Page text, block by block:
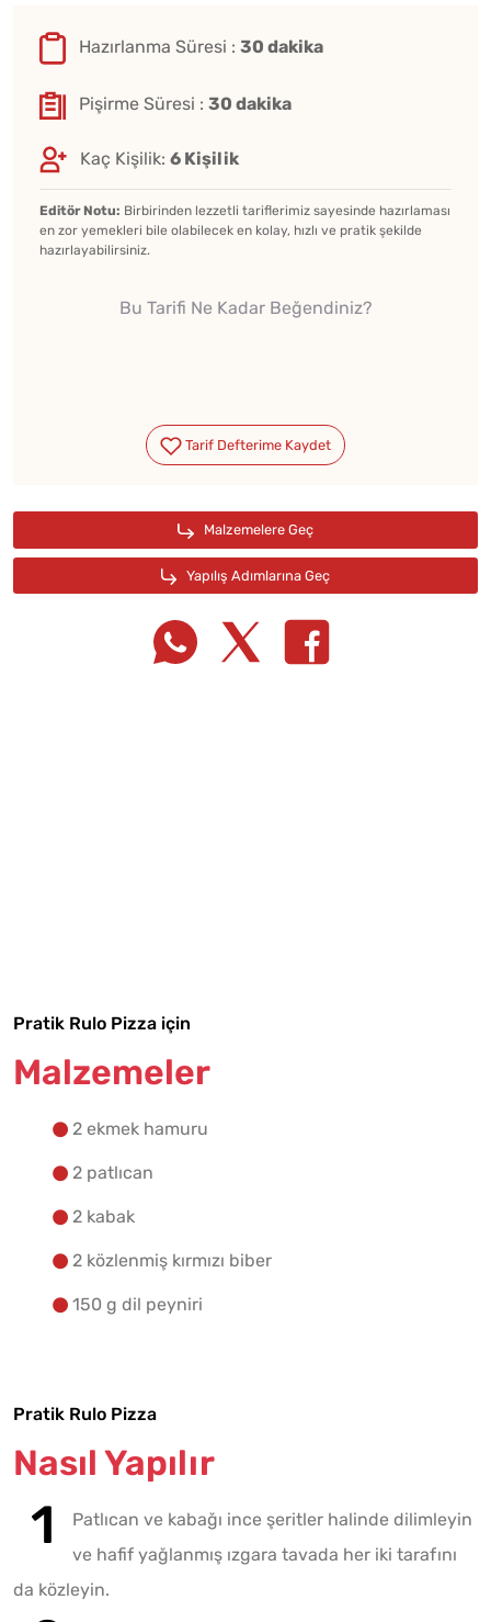
Hazırlanma Süresi : 30 dakika
Pişirme Süresi : 30 dakika
Kaç Kişilik: 6 Kişilik
Editör Notu: Birbirinden lezzetli tariflerimiz sayesinde hazırlaması
en zor yemekleri bile olabilecek en kolay, hızlı ve pratik şekilde
hazırlayabilirsiniz.
Bu Tarifi Ne Kadar Beğendiniz?
Pratik Rulo Pizza için
Malzemeler
2 ekmek hamuru
2 patlıcan
2 kabak
2 közlenmiş kırmızı biber
150 g dil peyniri
Pratik Rulo Pizza
Nasıl Yapılır
Patlıcan ve kabağı ince şeritler halinde dilimleyin
ve hafif yağlanmış ızgara tavada her iki tarafını
da közleyin.